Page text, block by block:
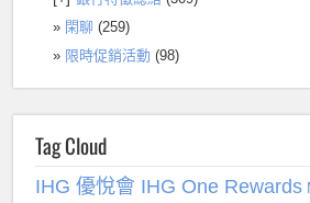
閑聊 (259)
限時促銷活動 (98)
Tag Cloud
IHG 優悅會 IHG One Rewards